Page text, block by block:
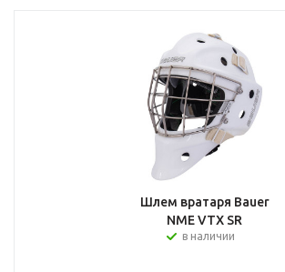
Шлем вратаря Bauer
NME VTX SR
в наличии